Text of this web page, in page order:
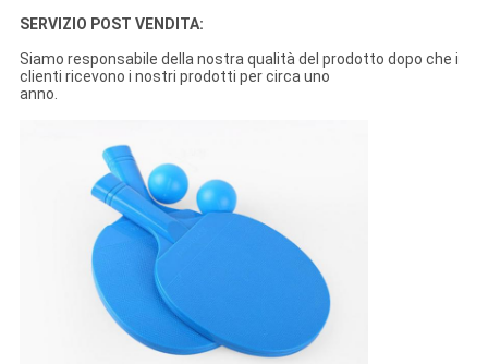
SERVIZIO POST VENDITA:
Siamo responsabile della nostra qualità del prodotto dopo che i
clienti ricevono i nostri prodotti per circa uno
anno.